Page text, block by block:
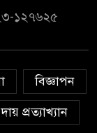
বিনিয়োগের
গাঁজার ড্রাম,
১২৭৬২৫
বিজ্ঞাপন
দায় প্রত্যাখ্যান